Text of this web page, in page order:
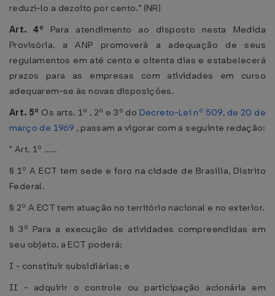
reduzi-lo a dezoito por cento." (NR)
Art. 4º Para atendimento ao disposto nesta Medida
Provisória, a ANP promoverá a adequação de seus
regulamentos em até cento e oitenta dias e estabelecerá
prazos para as empresas com atividades em curso
adequarem-se às novas disposições.
Art. 5º Os arts. 1º , 2º e 3º do Decreto-Lei nº 509, de 20 de
março de 1969 , passam a vigorar com a seguinte redação:
" Art. 1º .....
§ 1º A ECT tem sede e foro na cidade de Brasília, Distrito
Federal.
§ 2º A ECT tem atuação no território nacional e no exterior.
§ 3º Para a execução de atividades compreendidas em
seu objeto, a ECT poderá:
I - constituir subsidiárias; e
II - adquirir o controle ou participação acionária em